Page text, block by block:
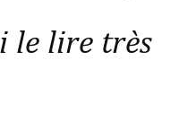
le lire très